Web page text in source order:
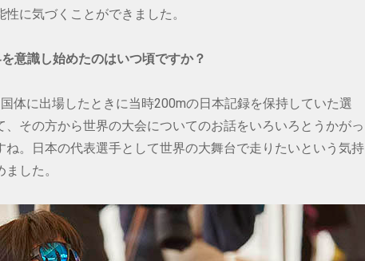
に気づくことができました。
意識し始めたのはいつ頃ですか？
体に出場したときに当時200mの日本記録を保持していた選
、その方から世界の大会についてのお話をいろいろとうかがっ
ね。日本の代表選手として世界の大舞台で走りたいという気持
した。